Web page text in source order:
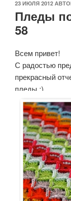
ОПУБЛИКОВАНО
23 ИЮЛЯ 2012
Пледы
58
Всем привет!
С радостью
прекрасный
пледы :)